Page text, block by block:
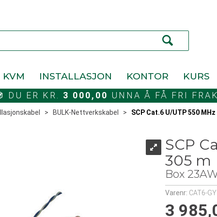
KVM INSTALLASJON KONTOR KURS
DU ER KR. 3 000,00 UNNA Å FÅ FRI
> BULK-Nettverkskabel > SCP Cat.6 U/UTP 550 MHz
SCP
305 m
Box
Varenr: CAT6-GY
3